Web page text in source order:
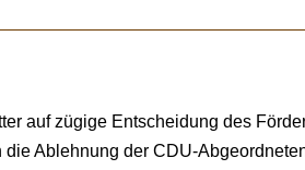
auf zügige Entscheidung des
Ablehnung der CDU-